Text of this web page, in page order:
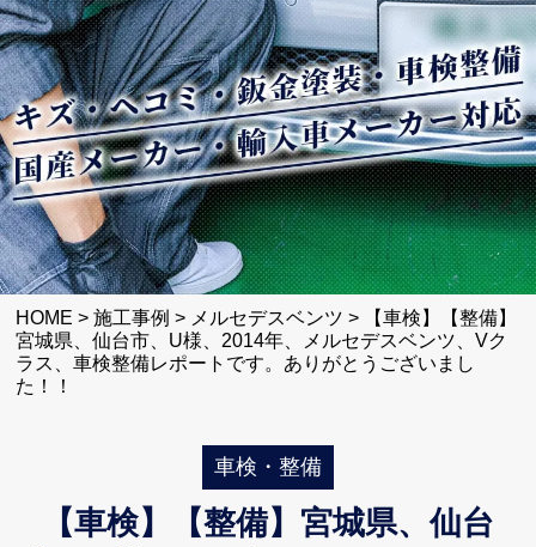
HOME >施工事例 > メルセデスベンツ >
【車検】【整備】
宮城県、仙台市、U様、2014年、メルセデスベンツ、Vク
ラス、車検整備レポートです。ありがとうございまし
た！！
車検・整備
【車検】【整備】宮城県、仙台